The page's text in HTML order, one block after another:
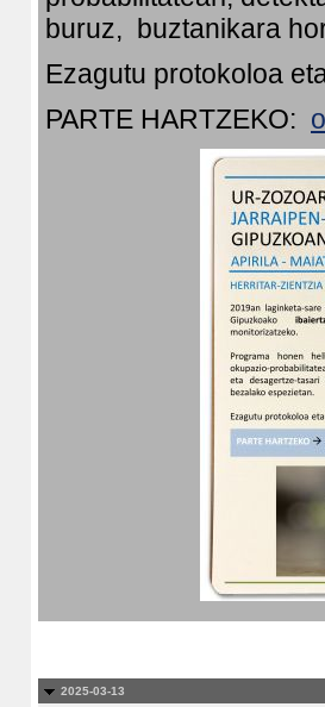
buruz, buztanikara
Ezagutu protokoloa
PARTE HARTZEKO:
2025-03-13